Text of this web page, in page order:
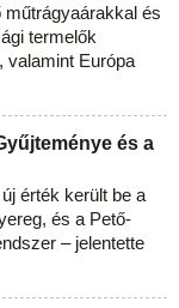
és
termelők
valamint Európa
és a
érték került be a
és a Pető-
– jelentette